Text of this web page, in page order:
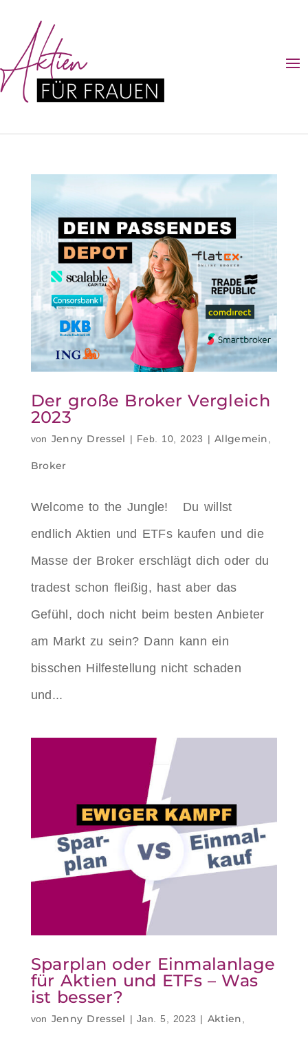
Der große Broker Vergleich
2023
von Jenny Dressel | Feb. 10, 2023 |Allgemein
Broker
Welcome to the Jungle! Du willst
endlich Aktien und ETFs kaufen und die
Masse der Broker erschlägt dich oder du
tradest schon fleißig, hast aber das
Gefühl, doch nicht beim besten Anbieter
am Markt zu sein? Dann kann ein
bisschen Hilfestellung nicht schaden
und...
Sparplan oder Einmalanlage
für Aktien und ETFs – Was
ist besser?
von Jenny Dressel | Jan. 5, 2023 | Aktien